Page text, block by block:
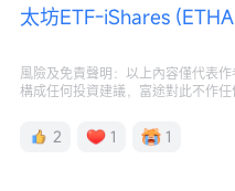
太坊ETF-iShares
風險及免責聲明：以上內容僅代表
構成任何投資建議，富途對此不作任
2 1 1